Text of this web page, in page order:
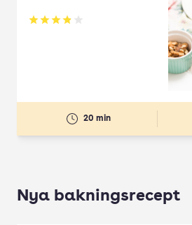
Betyg: 3.91 av 5
20 min
Nya bakningsrecept